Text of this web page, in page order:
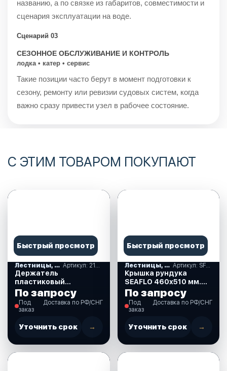
названию, а по связке из габаритов, совместимости и
сценария эксплуатации на воде.
Сценарий 03
СЕЗОННОЕ ОБСЛУЖИВАНИЕ И КОНТРОЛЬ
лодка • катер • сервис
Такие позиции часто берут в момент подготовки к
сезону, ремонту или ревизии судовых систем, когда
важно сразу привести узел в рабочее состояние.
С ЭТИМ ТОВАРОМ ПОКУПАЮТ
Быстрый просмотр
Лестницы, ступеньки
Держатель
пластиковый
одиночный,стац.
(210150)
По запросу
Под
заказ
Доставка по РФ/СНГ
Уточнить срок →
Быстрый просмотр
Лестницы, ступеньки Артикул: SFRE1-460-510-01
Крышка рундука
SEAFLO 460х510 мм.
белый пластик. (SFRE1-
460-510-01)
По запросу
Под
заказ
Доставка по РФ/СНГ
Уточнить срок →